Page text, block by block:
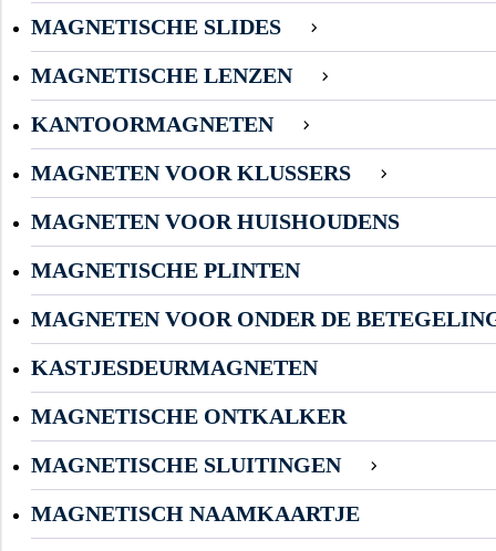
MAGNETISCHE SLIDES
MAGNETISCHE LENZEN
KANTOORMAGNETEN
MAGNETEN VOOR KLUSSERS
MAGNETEN VOOR HUISHOUDENS
MAGNETISCHE PLINTEN
MAGNETEN VOOR ONDER DE
KASTJESDEURMAGNETEN
MAGNETISCHE ONTKALKER
MAGNETISCHE SLUITINGEN
MAGNETISCH NAAMKAARTJE